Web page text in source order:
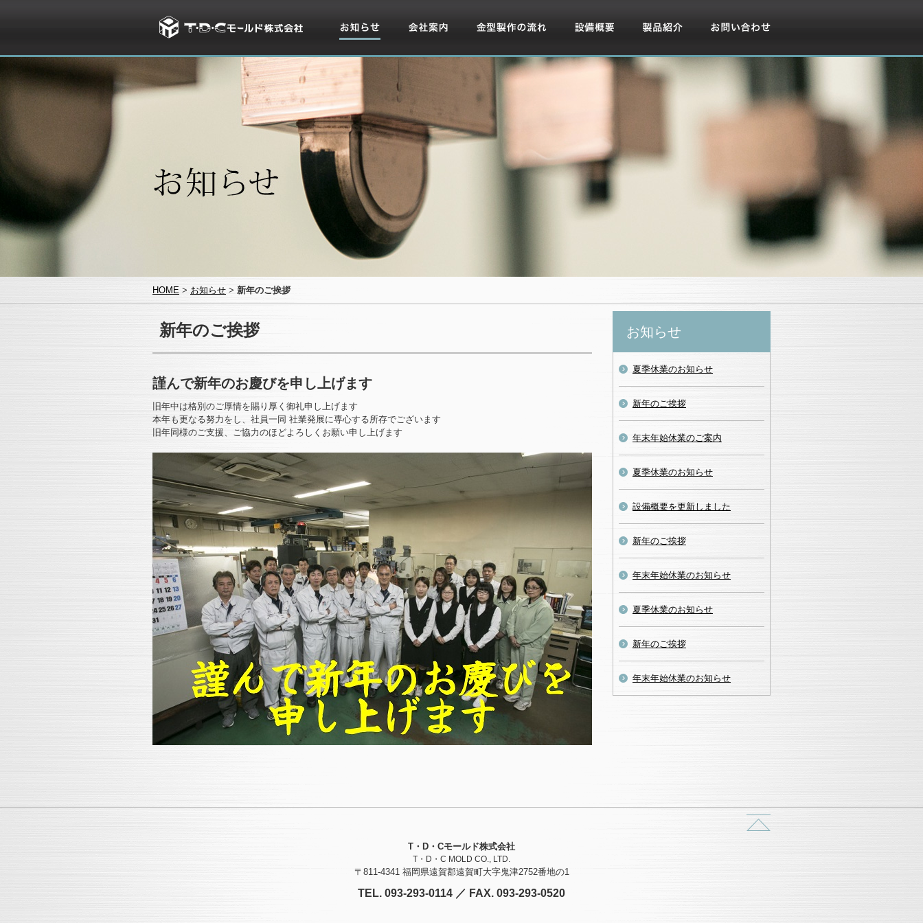
HOME > お知らせ > 新年のご挨拶
新年のご挨拶
謹んで新年のお慶びを申し上げます
旧年中は格別のご厚情を賜り厚く御礼申し上げます
本年も更なる努力をし、社員一同 社業発展に専心する所存でございます
旧年同様のご支援、ご協力のほどよろしくお願い申し上げます
お知らせ
夏季休業のお知らせ
新年のご挨拶
年末年始休業のご案内
夏季休業のお知らせ
設備概要を更新しました
新年のご挨拶
年末年始休業のお知らせ
夏季休業のお知らせ
新年のご挨拶
年末年始休業のお知らせ
T・D・Cモールド株式会社
T・D・C MOLD CO., LTD.
〒811-4341 福岡県遠賀郡遠賀町大字鬼津2752番地の1
TEL. 093-293-0114 ／ FAX. 093-293-0520